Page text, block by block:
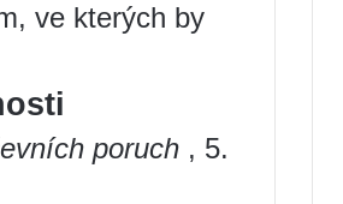
ve kterých by
poruch , 5.